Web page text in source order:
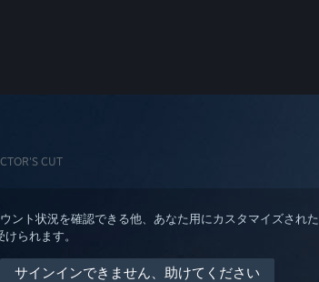
CUT
ント状況を確認できる他、あなた用にカスタマイズされた
られます。
サインインできません、助けてください